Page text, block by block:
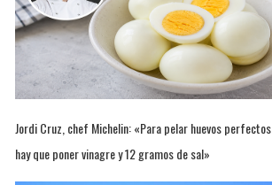
Jordi Cruz, chef Michelin: «Para pelar huevos perfectos
hay que poner vinagre y 12 gramos de sal»